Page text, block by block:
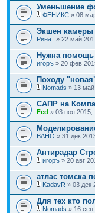
Уменьшение
ФЕНИКС » 08
Экшен камеры
Ринат » 22 май
Нужна
игоръ » 20 фев
Походу
Nomads » 13
САПР на
Fed » 03 ноя 2015,
ВАНО » 31 дек
Антирадар
игоръ » 20 авг
атлас томска
KadavR » 03 дек
Для тех кто
Nomads » 16 сен